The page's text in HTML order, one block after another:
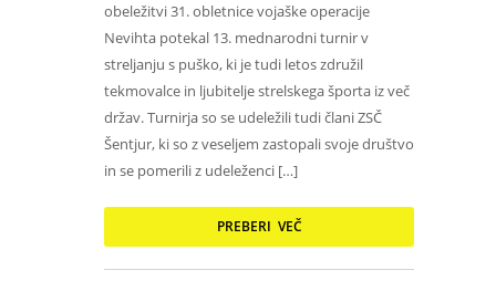
obeležitvi 31. obletnice vojaške operacije
Nevihta potekal 13. mednarodni turnir v
streljanju s puško, ki je tudi letos združil
tekmovalce in ljubitelje strelskega športa iz več
držav. Turnirja so se udeležili tudi člani ZSČ
Šentjur, ki so z veseljem zastopali svoje društvo
in se pomerili z udeleženci […]
PREBERI VEČ